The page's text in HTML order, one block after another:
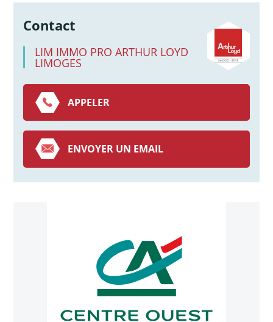
Contact
LIM IMMO PRO ARTHUR LOYD
LIMOGES
APPELER
ENVOYER UN EMAIL